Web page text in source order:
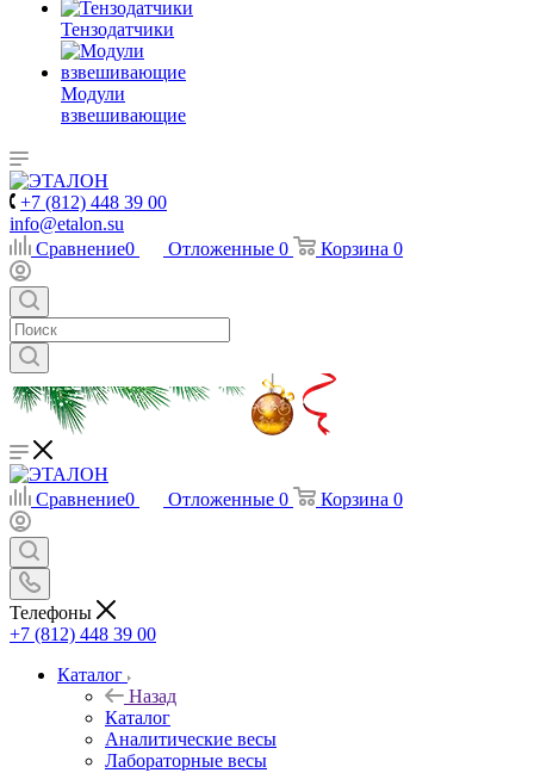
Тензодатчики
Модули
взвешивающие
+7 (812) 448 39 00
info@etalon.su
Сравнение0 Отложенные 0 Корзина 0
Сравнение0 Отложенные 0 Корзина 0
Телефоны
+7 (812) 448 39 00
Каталог
Назад
Каталог
Аналитические весы
Лабораторные весы